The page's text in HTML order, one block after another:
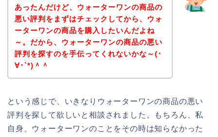
あったんだけど、ウォーターワンの商品の
悪い評判をまずはチェックしてから、ウォ
ーターワンの商品を購入したいんだよね
～。だから、ウォーターワンの商品の悪い
評判を探すのを手伝ってくれないかな～(･
∀･`*)＾＾
という感じで、いきなりウォーターワンの商品の悪い
評判を探して欲しいと相談されました。もちろん、私
自身、ウォーターワンのことをその時は知らなかった